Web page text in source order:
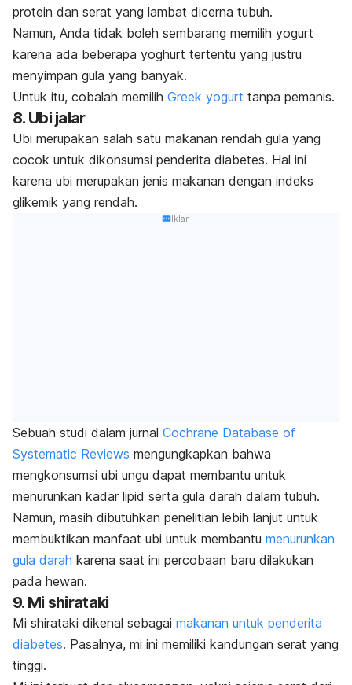
protein dan serat yang lambat dicerna tubuh.
Namun, Anda tidak boleh sembarang memilih yogurt
karena ada beberapa yoghurt tertentu yang justru
menyimpan gula yang banyak.
Untuk itu, cobalah memilih Greek yogurt tanpa pemanis.
8. Ubi jalar
Ubi merupakan salah satu makanan rendah gula yang
cocok untuk dikonsumsi penderita diabetes. Hal ini
karena ubi merupakan jenis makanan dengan indeks
glikemik yang rendah.
Iklan
Sebuah studi dalam jurnal Cochrane Database of
Systematic Reviews mengungkapkan bahwa
mengkonsumsi ubi ungu dapat membantu untuk
menurunkan kadar lipid serta gula darah dalam tubuh.
Namun, masih dibutuhkan penelitian lebih lanjut untuk
membuktikan manfaat ubi untuk membantu menurunkan
gula darah karena saat ini percobaan baru dilakukan
pada hewan.
9. Mi shirataki
Mi shirataki dikenal sebagai makanan untuk penderita
diabetes. Pasalnya, mi ini memiliki kandungan serat yang
tinggi.